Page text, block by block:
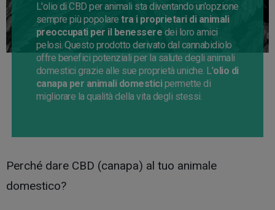
L'olio di CBD per animali sta diventando un'opzione
sempre più popolaretra i proprietari di animali
preoccupati per il benessere dei loro amici
pelosi. Questo prodotto derivato dal cannabidiolo
offre benefici potenziali per la salute degli animali
domestici grazie alle sue proprietà uniche. L'olio di
canapa per animali domesticipermette di
migliorare la qualità della vita degli stessi.
Perché dare CBD (canapa) al tuo animale
domestico?